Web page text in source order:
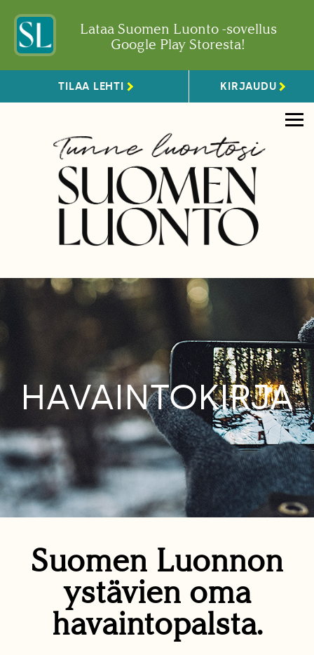
Lataa Suomen Luonto -sovellus
Google Play Storesta!
TILAA LEHTI KIRJAUDU
HAVAINTOKIRJA
Suomen Luonnon
ystävien oma
havaintopalsta.